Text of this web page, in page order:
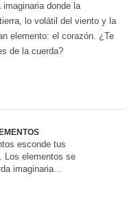
donde la
lo volátil del viento y la
elemento: el corazón. ¿Te
de la cuerda?
esconde tus
Los elementos se
imaginaria...